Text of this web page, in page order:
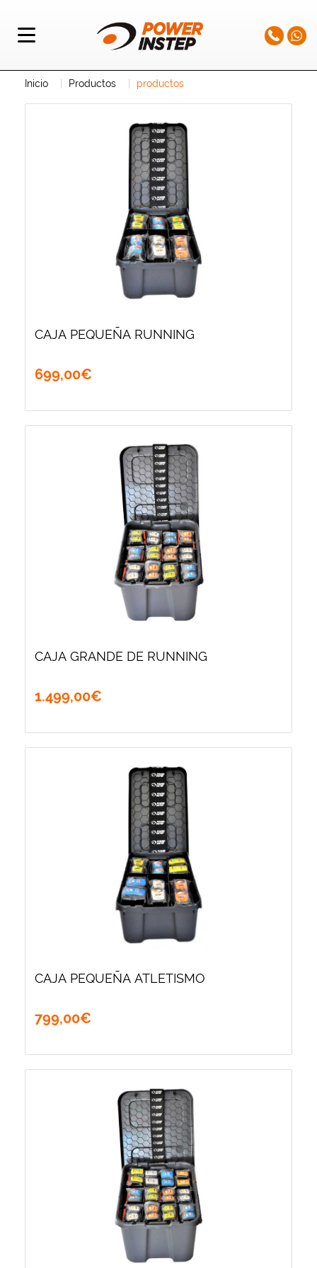
Inicio Productos productos
CAJA PEQUEÑA RUNNING
699,00€
CAJA GRANDE DE RUNNING
1.499,00€
CAJA PEQUEÑA ATLETISMO
799,00€